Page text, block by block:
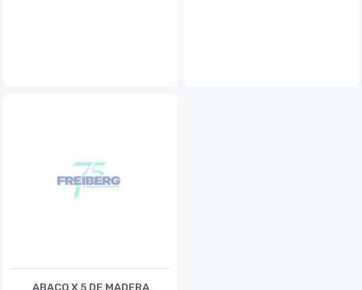
ABACO X 5 DE MADERA